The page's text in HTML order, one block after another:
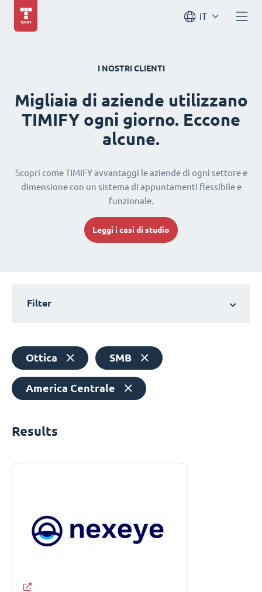
IT
I NOSTRI CLIENTI
Migliaia di aziende utilizzano
TIMIFY ogni giorno. Eccone
alcune.
Scopri come TIMIFY avvantaggi le aziende di ogni settore e
dimensione con un sistema di appuntamenti flessibile e
funzionale.
Leggi i casi di studio
Filter
Ottica SMB
America Centrale
Results